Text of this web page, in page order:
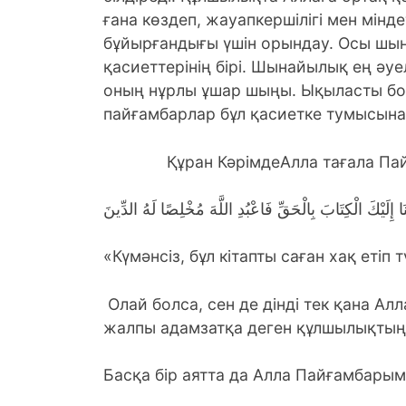
ғана көздеп, жауапкершілігі мен
бұйырғандығы үшін орындау. Осы
қасиеттерінің бірі. Шынайылық ең
оның нұрлы ұшар шыңы. Ықыласты
пайғамбарлар бұл қасиетке
Құран КәрімдеАлла тағала
إِلَيْكَ الْكِتَابَ بِالْحَقِّ فَاعْبُدِ اللَّهَ مُخْلِصًا لَهُ الدِّينَ
«Күмәнсіз, бұл кітапты саған хақ етіп
Олай болса, сен де дінді тек қана
жалпы адамзатқа деген
Басқа бір аятта да Алла